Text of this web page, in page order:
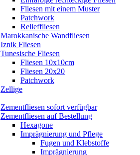
Fliesen mit einem Muster
Patchwork
Relieffliesen
Marokkanische Wandfliesen
Iznik Fliesen
Tunesische Fliesen
Fliesen 10x10cm
Fliesen 20x20
Patchwork
Zellige
Zementfliesen sofort verfügbar
Zementfliesen auf Bestellung
Hexagone
Imprägnierung und Pflege
Fugen und Klebstoffe
Imprägnierung